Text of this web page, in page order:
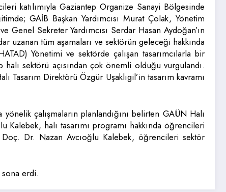
katılımıyla Gaziantep Organize Sanayi Bölgesinde
GAİB Başkan Yardımcısı Murat Çolak, Yönetim
Sekreter Yardımcısı Serdar Hasan Aydoğan’ın
uzanan tüm aşamaları ve sektörün geleceği hakkında
Yönetimi ve sektörde çalışan tasarımcılarla bir
halı sektörü açısından çok önemli olduğu vurgulandı.
Tasarım Direktörü Özgür Uşaklıgil’in tasarım kavramı
çalışmaların planlandığını belirten GAÜN Halı
Kalebek, halı tasarımı programı hakkında öğrencileri
Dr. Nazan Avcıoğlu Kalebek, öğrencileri sektör
erdi.